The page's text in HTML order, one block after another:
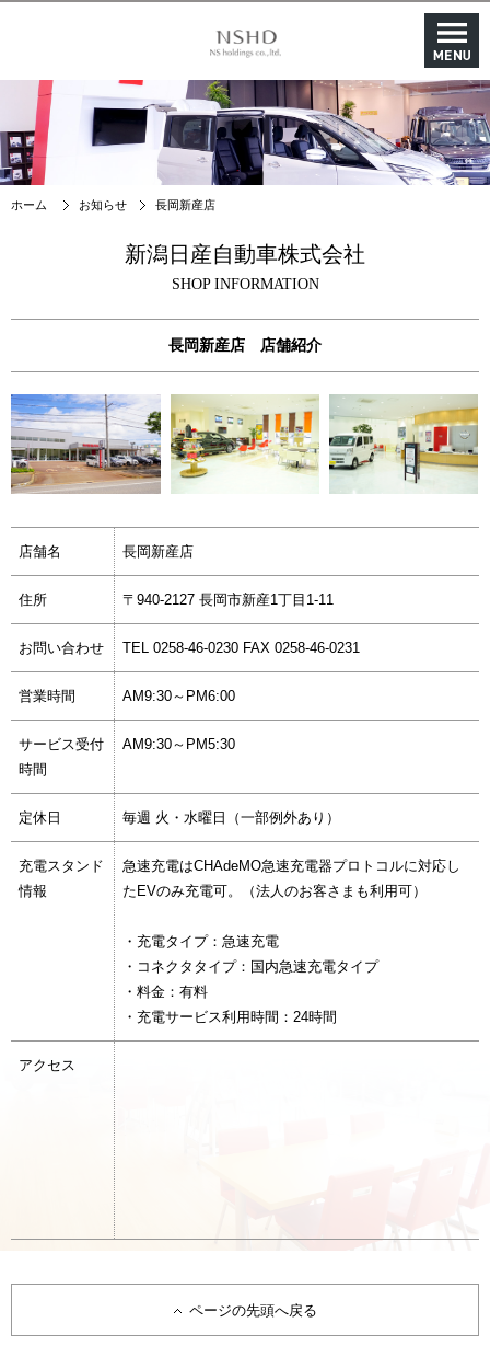
ホーム お知らせ 長岡新産店
新潟日産自動車株式会社
SHOP INFORMATION
長岡新産店 店舗紹介
店舗名 長岡新産店
住所 〒940-2127 長岡市新産1丁目1-11
お問い合わせ TEL 0258-46-0230 FAX 0258-46-0231
営業時間 AM9:30～PM6:00
サービス受付
時間
AM9:30～PM5:30
定休日 毎週 火・水曜日（一部例外あり）
充電スタンド
情報
急速充電はCHAdeMO急速充電器プロトコルに対応し
たEVのみ充電可。（法人のお客さまも利用可）
・充電タイプ：急速充電
・コネクタタイプ：国内急速充電タイプ
・料金：有料
・充電サービス利用時間：24時間
アクセス
ページの先頭へ戻る